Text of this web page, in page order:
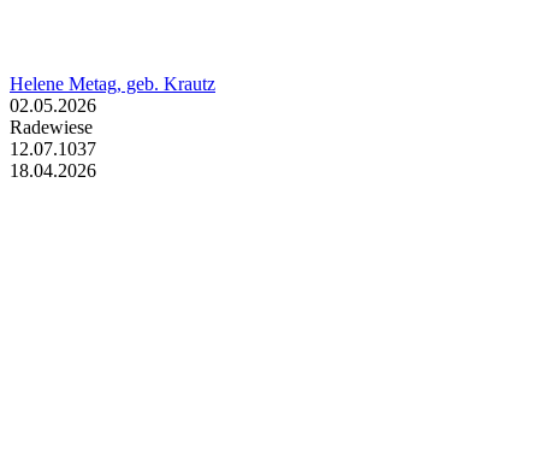
Helene Metag, geb. Krautz
02.05.2026
Radewiese
12.07.1037
18.04.2026